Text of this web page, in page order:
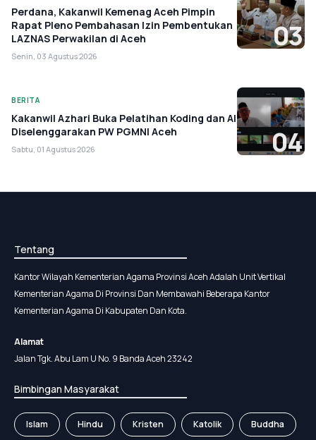
Perdana, Kakanwil Kemenag Aceh Pimpin
Rapat Pleno Pembahasan Izin Pembentukan
LAZNAS Perwakilan di Aceh
Senin, 03 Agustus 2026
03
BERITA
Kakanwil Azhari Buka Pelatihan Koding dan AI
Diselenggarakan PW PGMNI Aceh
Sabtu, 01 Agustus 2026 04
Tentang
Kantor Wilayah Kementerian Agama Provinsi Aceh Adalah Unit Vertikal
Kementerian Agama Di Provinsi Dan Membawahi Beberapa Kantor
Kementerian Agama Di Kabupaten Dan Kota.
Alamat
Jalan Tgk. Abu Lam U No. 9 Banda Aceh 23242
Bimbingan Masyarakat
Islam Hindu Kristen Katolik Buddha